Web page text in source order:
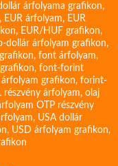
árfolyama grafikon,
, EUR árfolyam, EUR
, EUR/HUF grafikon,
dollár árfolyam grafikon,
, font árfolyam,
, font-forint
grafikon, forint-
részvény árfolyam, olaj
OTP részvény
, USA dollár
, USD árfolyam grafikon,